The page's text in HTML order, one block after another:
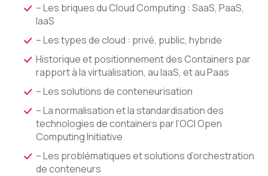
– Les briques du Cloud Computing : SaaS, PaaS,
IaaS
– Les types de cloud : privé, public, hybride
Historique et positionnement des Containers par
rapport à la virtualisation, au IaaS, et au Paas
– Les solutions de conteneurisation
– La normalisation et la standardisation des
technologies de containers par l’OCI Open
Computing Initiative
– Les problématiques et solutions d’orchestration
de conteneurs